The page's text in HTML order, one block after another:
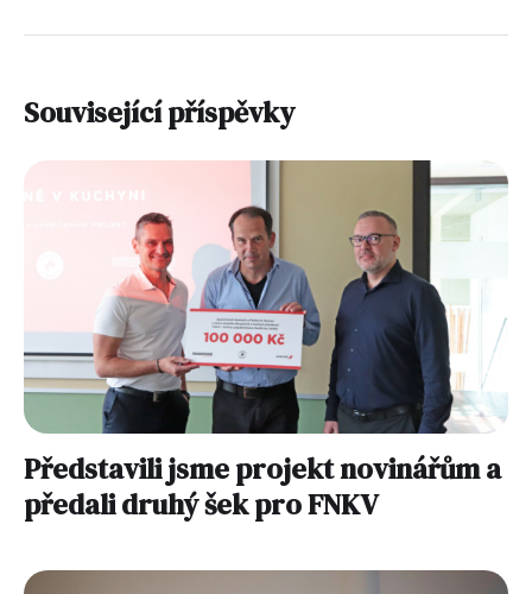
Související příspěvky
Představili jsme projekt novinářům a
předali druhý šek pro FNKV